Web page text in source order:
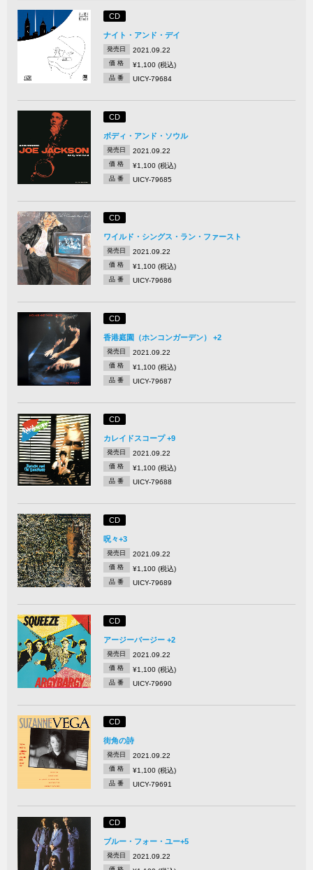
CD
ナイト・アンド・デイ
発売日 2021.09.22
価 格 ¥1,100 (税込)
品 番 UICY-79684
CD
ボディ・アンド・ソウル
発売日 2021.09.22
価 格 ¥1,100 (税込)
品 番 UICY-79685
CD
ワイルド・シングス・ラン・ファースト
発売日 2021.09.22
価 格 ¥1,100 (税込)
品 番 UICY-79686
CD
香港庭園（ホンコンガーデン） +2
発売日 2021.09.22
価 格 ¥1,100 (税込)
品 番 UICY-79687
CD
カレイドスコープ +9
発売日 2021.09.22
価 格 ¥1,100 (税込)
品 番 UICY-79688
CD
呪々+3
発売日 2021.09.22
価 格 ¥1,100 (税込)
品 番 UICY-79689
CD
アージーバージー +2
発売日 2021.09.22
価 格 ¥1,100 (税込)
品 番 UICY-79690
CD
街角の詩
発売日 2021.09.22
価 格 ¥1,100 (税込)
品 番 UICY-79691
CD
ブルー・フォー・ユー+5
発売日 2021.09.22